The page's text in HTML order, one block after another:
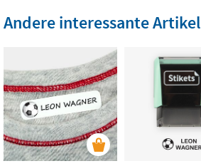
Andere interessante Artikel